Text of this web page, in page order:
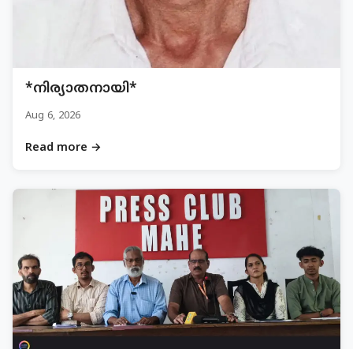
*നിര്യാതനായി*
Aug 6, 2026
Read more →